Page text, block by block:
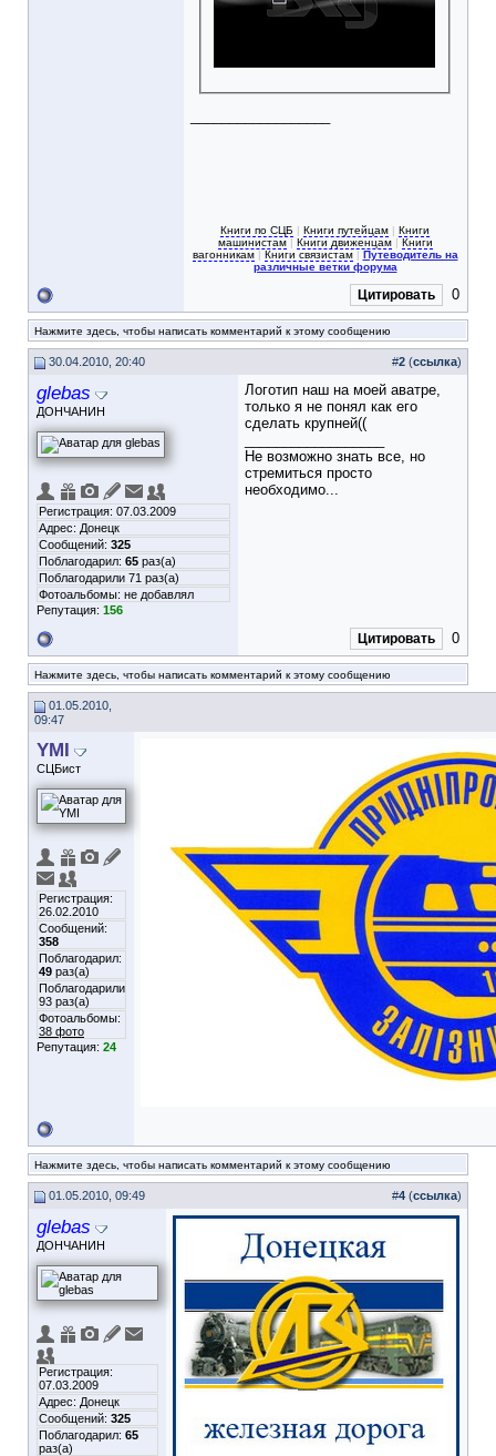
Книги по СЦБ | Книги путейцам | Книги
машинистам| Книги движенцам| Книги
вагонникам| Книги связистам| Путеводитель на
различные ветки форума
Цитировать 0
Нажмите здесь, чтобы написать комментарий к этому сообщению
30.04.2010, 20:40 #2 (ссылка)
glebas
ДОНЧАНИН
Регистрация: 07.03.2009
Адрес: Донецк
Сообщений: 325
Поблагодарил: 65 раз(а)
Поблагодарили 71 раз(а)
Фотоальбомы: не добавлял
Репутация: 156
Логотип наш на моей аватре,
только я не понял как его
сделать крупней((
Не возможно знать все, но
стремиться просто
необходимо...
Цитировать 0
Нажмите здесь, чтобы написать комментарий к этому сообщению
01.05.2010,
09:47
YMI
СЦБист
Регистрация:
26.02.2010
Сообщений:
358
Поблагодарил:
49 раз(а)
Поблагодарили
93 раз(а)
Фотоальбомы:
38 фото
Репутация: 24
Нажмите здесь, чтобы написать комментарий к этому сообщению
01.05.2010, 09:49 #4 (ссылка)
glebas
ДОНЧАНИН
Регистрация:
07.03.2009
Адрес: Донецк
Сообщений: 325
Поблагодарил: 65
раз(а)